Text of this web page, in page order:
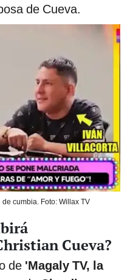
de Cueva.
cumbia. Foto: Willax TV
Cueva?
de 'Magaly TV, la